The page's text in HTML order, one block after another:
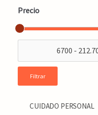
Precio
Filtrar
CUIDADO PERSONAL